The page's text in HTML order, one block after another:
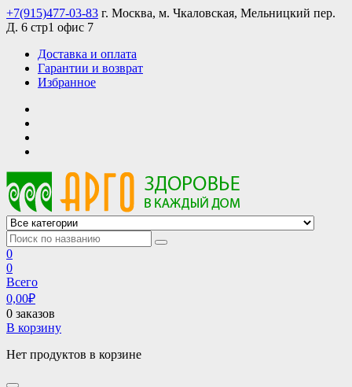
Skip
to
+7(915)477-03-83 г. Москва, м. Чкаловская, Мельницкий пер.
Д. 6 стр1 офис 7
Доставка и оплата
Гарантии и возврат
Избранное
АРГО интернет магазин, доставка в Москве и по всей России
АРГО каталог каталог продукции, официальные цены
0
0
Всего
0,00₽
0 заказов
В корзину
Нет продуктов в корзине